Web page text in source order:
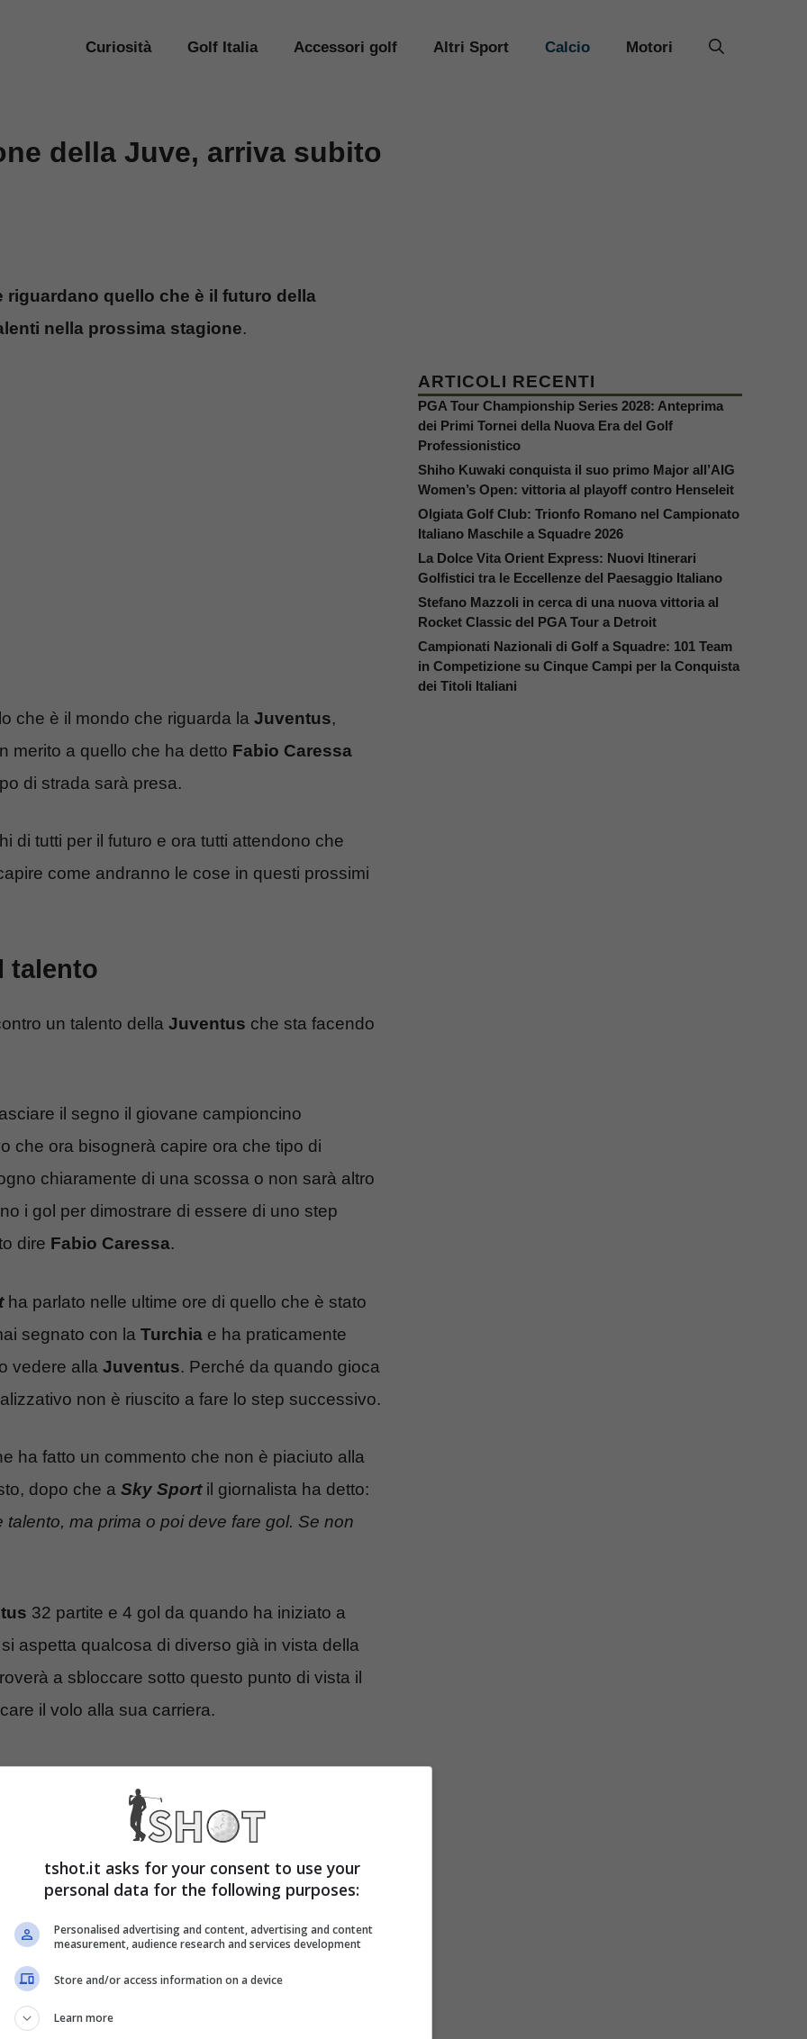
Curiosità Golf Italia Accessori golf Altri Sport Calcio Motori
della Juve, arriva subito
quello che è il futuro della
nella prossima stagione.
che è il mondo che riguarda la Juventus,
merito a quello che ha detto Fabio Caressa
di strada sarà presa.
di tutti per il futuro e ora tutti attendono che
come andranno le cose in questi prossimi
talento
un talento della Juventus che sta facendo
il segno il giovane campioncino
che ora bisognerà capire ora che tipo di
chiaramente di una scossa o non sarà altro
i gol per dimostrare di essere di uno step
dire Fabio Caressa.
ha parlato nelle ultime ore di quello che è stato
segnato con la Turchia e ha praticamente
vedere alla Juventus. Perché da quando gioca
non è riuscito a fare lo step successivo.
ha fatto un commento che non è piaciuto alla
dopo che a Sky Sportil giornalista ha detto:
ma prima o poi deve fare gol. Se non
32 partite e 4 gol da quando ha iniziato a
aspetta qualcosa di diverso già in vista della
a sbloccare sotto questo punto di vista il
il volo alla sua carriera.
ARTICOLI RECENTI
PGA Tour Championship Series 2028: Anteprima
dei Primi Tornei della Nuova Era del Golf
Professionistico
Shiho Kuwaki conquista il suo primo Major all’AIG
Women’s Open: vittoria al playoff contro Henseleit
Olgiata Golf Club: Trionfo Romano nel Campionato
Italiano Maschile a Squadre 2026
La Dolce Vita Orient Express: Nuovi Itinerari
Golfistici tra le Eccellenze del Paesaggio Italiano
Stefano Mazzoli in cerca di una nuova vittoria al
Rocket Classic del PGA Tour a Detroit
Campionati Nazionali di Golf a Squadre: 101 Team
in Competizione su Cinque Campi per la Conquista
dei Titoli Italiani
tshot.it asks for your consent to use your
personal data for the following purposes:
Personalised advertising and content, advertising and content
measurement, audience research and services development
Store and/or access information on a device
Learn more